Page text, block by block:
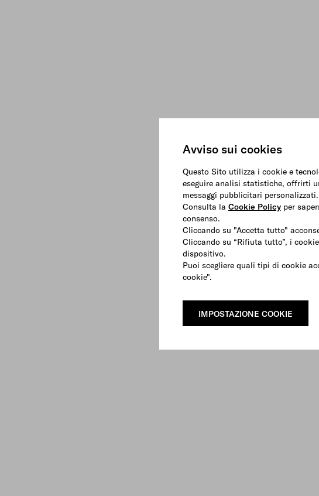
Avviso sui cookies
Questo Sito utilizza i cookie e
eseguire analisi statistiche, offrirti
messaggi pubblicitari personalizzati.
Consulta la Cookie Policy per
consenso.
Cliccando su "Accetta tutto"
Cliccando su “Rifiuta tutto”, i
dispositivo.
Puoi scegliere quali tipi di cookie
cookie".
IMPOSTAZIONE COOKIE